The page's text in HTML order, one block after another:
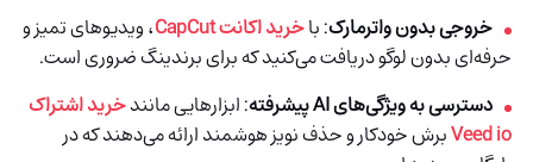
خروجی بدون واترمارک: باخرید اکانت CapCut
، ویدیوهای تمیز و
حرفه‌ای بدون لوگو دریافت می‌کنید که برای برندینگ ضروری است.
دسترسی به ویژگی‌های AI پیشرفته
: ابزارهایی مانندخرید اشتراک
Veed ioبرش خودکار و حذف نویز هوشمند ارائه می‌دهند که در